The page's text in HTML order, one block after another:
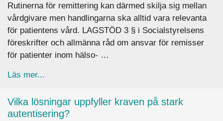
Rutinerna för remittering kan därmed skilja sig mellan
vårdgivare men handlingarna ska alltid vara relevanta
för patientens vård. LAGSTÖD 3 § i Socialstyrelsens
föreskrifter och allmänna råd om ansvar för remisser
för patienter inom hälso- …
Läs mer...
Vilka lösningar uppfyller kraven på stark
autentisering?